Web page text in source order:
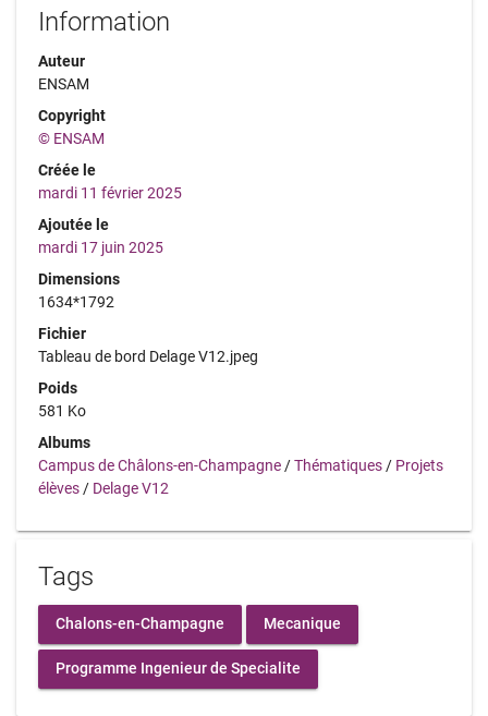
Information
Auteur
ENSAM
Copyright
© ENSAM
Créée le
mardi 11 février 2025
Ajoutée le
mardi 17 juin 2025
Dimensions
1634*1792
Fichier
Tableau de bord Delage V12.jpeg
Poids
581 Ko
Albums
Campus de Châlons-en-Champagne /Thématiques / Projets
élèves / Delage V12
Tags
Chalons-en-Champagne Mecanique
Programme Ingenieur de Specialite